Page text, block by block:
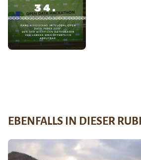
EBENFALLS IN DIESER